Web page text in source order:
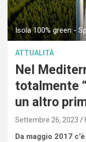
Isola 100% green -
ATTUALITÀ
Nel
totalmente
un altro
Settembre 26, 2023
Da maggio 2017